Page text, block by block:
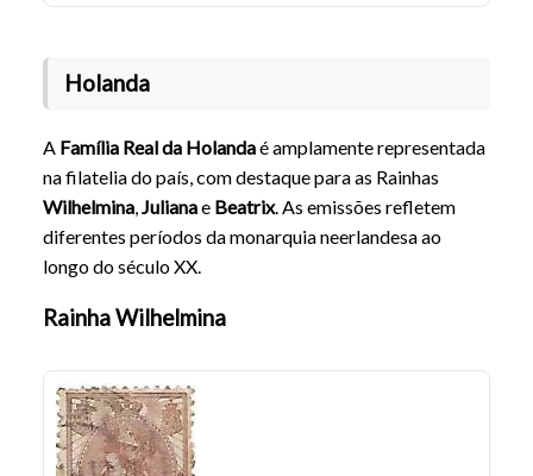
Holanda
A Família Real da Holandaé amplamente representada
na filatelia do país, com destaque para as Rainhas
Wilhelmina,Julianae Beatrix. As emissões refletem
diferentes períodos da monarquia neerlandesa ao
longo do século XX.
Rainha Wilhelmina